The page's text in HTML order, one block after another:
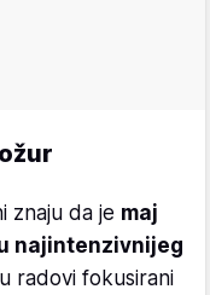
znaju da je maj
najintenzivnijeg
radovi fokusirani